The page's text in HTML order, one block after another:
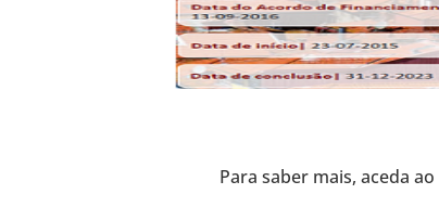
Para saber mais, aceda ao